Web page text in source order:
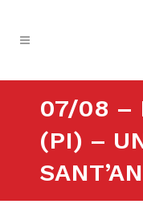
07/08 –
(PI) –